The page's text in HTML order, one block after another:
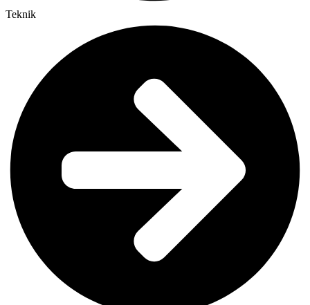
Teknik